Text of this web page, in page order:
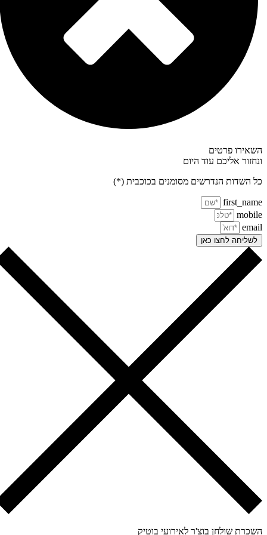
פרטים
אליכם עוד היום
השדות הנדרשים מסומנים בכוכבית (*)
לשליחה לחצו כאן
שולחן בוצ'ר לאירועי בוטיק